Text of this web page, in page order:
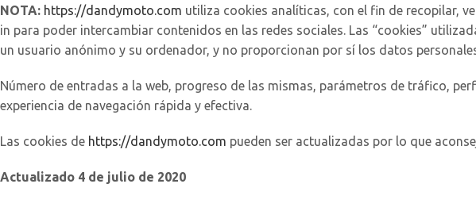
NOTA: https://dandymoto.com utiliza cookies analíticas, con el fin de recopilar,
in para poder intercambiar contenidos en las redes sociales. Las “cookies”
un usuario anónimo y su ordenador, y no proporcionan por sí los datos
Número de entradas a la web, progreso de las mismas, parámetros de tráfico,
experiencia de navegación rápida y efectiva.
Las cookies de https://dandymoto.com pueden ser actualizadas por lo que
Actualizado 4 de julio de 2020